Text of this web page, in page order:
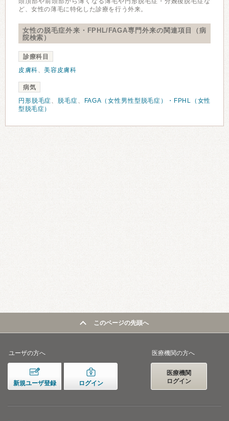
ど、女性の薄毛に特化した診療を行う外来。
女性の脱毛症外来・FPHL/FAGA専門外来の関連項目（病
院検索）
診療科目
皮膚科、美容皮膚科
病気
円形脱毛症、 脱毛症、
FAGA（女性男性型脱毛症）・FPHL（女性
型脱毛症）
このページの先頭へ
ユーザの方へ
新規ユーザ登録 ログイン
医療機関の方へ
医療機関
ログイン